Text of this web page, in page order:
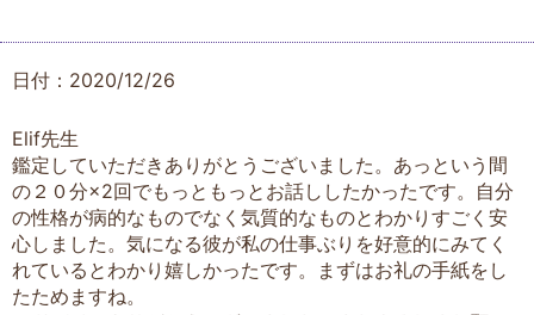
日付：2020/12/26
Elif先生
鑑定していただきありがとうございました。あっという間
の２０分×2回でもっともっとお話ししたかったです。自分
の性格が病的なものでなく気質的なものとわかりすごく安
心しました。気になる彼が私の仕事ぶりを好意的にみてく
れているとわかり嬉しかったです。まずはお礼の手紙をし
たためますね。